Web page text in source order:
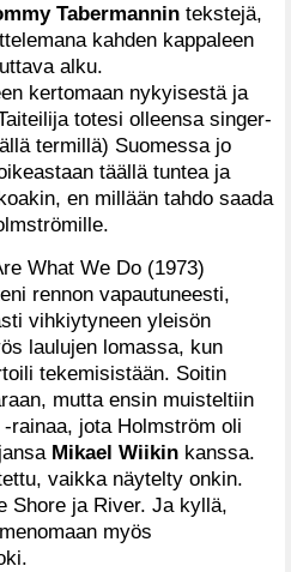
Tabermannin tekstejä,
kahden kappaleen
alku.
kertomaan nykyisestä ja
totesi olleensa singer-
termillä) Suomessa jo
täällä tuntea ja
en millään tahdo saada
What We Do (1973)
rennon vapautuneesti,
vihkiytyneen yleisön
laulujen lomassa, kun
tekemisistään. Soitin
mutta ensin muisteltiin
-rainaa, jota Holmström oli
Mikael Wiikin kanssa.
vaikka näytelty onkin.
Shore ja River. Ja kyllä,
myös